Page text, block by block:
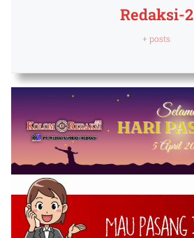
Redaksi-2
+ posts